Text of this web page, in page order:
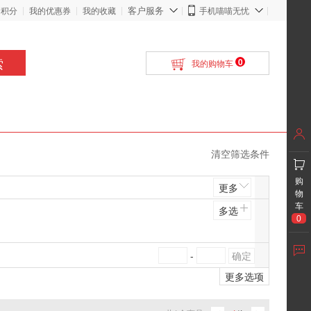
分 我的优惠券 我的收藏 客户服务 手机喵喵无忧
我的购物车 0
清空筛选条件
更多
多选
-
更多选项
购
物
车
0